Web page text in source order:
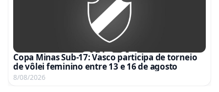
Copa Minas Sub-17: Vasco participa de torneio
de vôlei feminino entre 13 e 16 de agosto
8/08/2026